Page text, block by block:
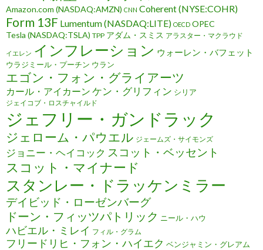
Amazon.com (NASDAQ:AMZN) CNN Coherent (NYSE:COHR)
Form 13F Lumentum (NASDAQ:LITE) OECD OPEC
Tesla (NASDAQ:TSLA) TPP アダム・スミス アラスター・マクラウド
イエレン インフレーション ウォーレン・バフェット
ウラジミール・プーチン ウラン
エゴン・フォン・グライアーツ
カール・アイカーン ケン・グリフィン シリア
ジェイコブ・ロスチャイルド
ジェフリー・ガンドラック
ジェローム・パウエル ジェームズ・サイモンズ
ジョニー・ヘイコック スコット・ベッセント
スコット・マイナード
スタンレー・ドラッケンミラー
デイビッド・ローゼンバーグ
ドーン・フィッツパトリック ニール・ハウ
ハビエル・ミレイ フィル・グラム
フリードリヒ・フォン・ハイエク ベンジャミン・グレアム